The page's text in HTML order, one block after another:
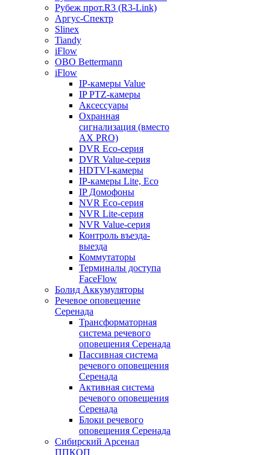
Рубеж прот.R3 (R3-Link)
Аргус-Спектр
Slinex
Tiandy
iFlow
OBO Bettermann
iFlow
IP-камеры Value
IP PTZ-камеры
Аксессуары
Охранная
сигнализация (вместо
AX PRO)
DVR Eco-серия
DVR Value-серия
HDTVI-камеры
IP-камеры Lite, Eco
IP Домофоны
NVR Eco-серия
NVR Lite-серия
NVR Value-серия
Контроль въезда-
выезда
Коммутаторы
Терминалы доступа
FaceFlow
Болид Аккумуляторы
Речевое оповещение
Серенада
Трансформаторная
система речевого
оповещения Серенада
Пассивная система
речевого оповещения
Серенада
Активная система
речевого оповещения
Серенада
Блоки речевого
оповещения Серенада
Сибирский Арсенал
ППКОП